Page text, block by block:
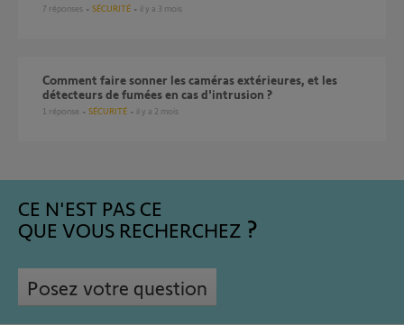
7 réponses SÉCURITÉ il y a 3 mois
Comment faire sonner les caméras extérieures, et les
détecteurs de fumées en cas d'intrusion ?
1 réponse SÉCURITÉ il y a 2 mois
CE N'EST PAS CE
QUE VOUS RECHERCHEZ
Posez votre question